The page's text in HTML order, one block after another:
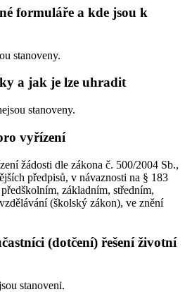
formuláře a kde jsou k
stanoveny.
a jak je lze uhradit
stanoveny.
vyřízení
žádosti dle zákona č. 500/2004 Sb.,
předpisů, v návaznosti na § 183
základním, středním,
(školský zákon), ve znění
(dotčení) řešení životní
stanoveni.